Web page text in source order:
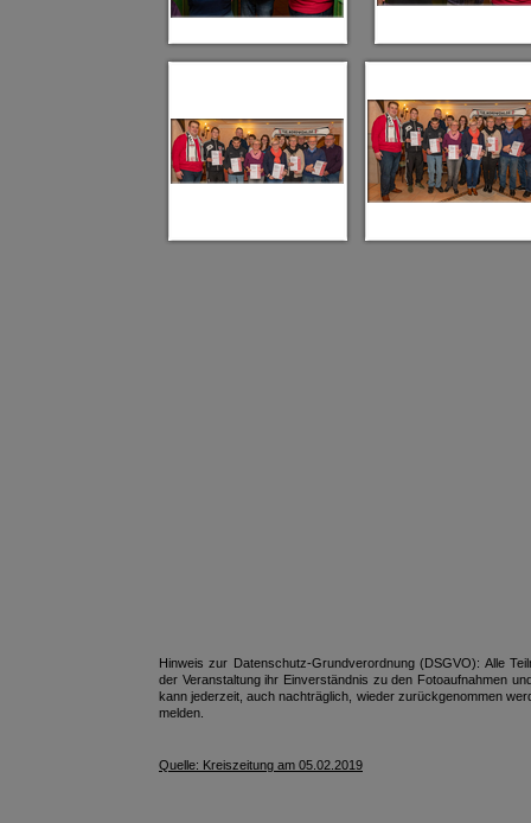
Hinweis zur Datenschutz-Grundverordnung (DSGVO): Alle
der Veranstaltung ihr Einverständnis zu den Fotoaufnahmen
kann jederzeit, auch nachträglich, wieder zurückgenommen
melden.
Quelle: Kreiszeitung am 05.02.2019